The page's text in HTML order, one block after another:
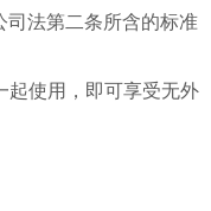
司法第二条所含的标准
起使用，即可享受无外